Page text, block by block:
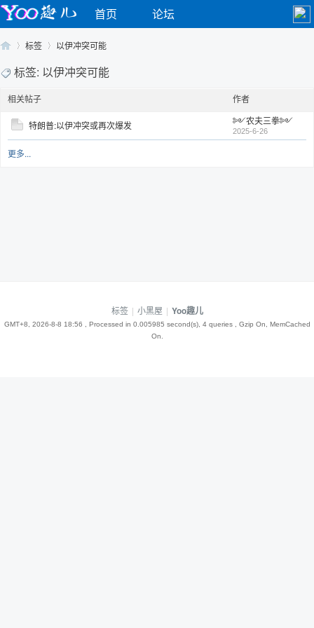
首页 论坛
Yo›
标签 以伊冲突可能
标签: 以伊冲突可能
相关帖子 作者
特朗普:以伊冲突或再次爆发 ༻农夫三拳༻
2025-6-26
更多...
标签 | 小黑屋 | Yoo趣儿
GMT+8, 2026-8-8 18:56 , Processed in 0.005985 second(s), 4 queries , Gzip On, MemCached
On.